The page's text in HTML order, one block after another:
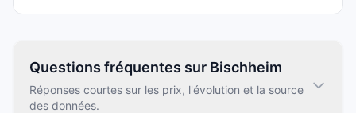
Questions fréquentes sur Bischheim
Réponses courtes sur les prix, l'évolution et la source
des données.